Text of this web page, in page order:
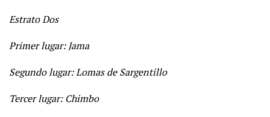
Estrato Dos
Primer lugar: Jama
Segundo lugar: Lomas de Sargentillo
Tercer lugar: Chimbo